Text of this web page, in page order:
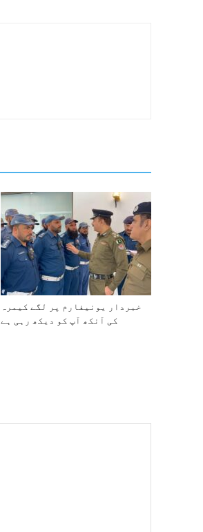
خبردار یونیفارم پر لگے کیمرہ
کی آنکھ آپ کو دیکھ رہی ہے